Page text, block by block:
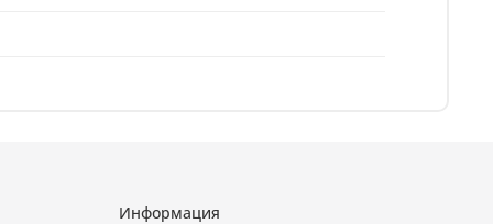
Информация